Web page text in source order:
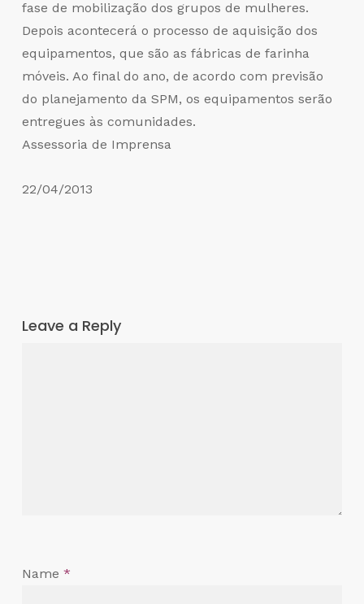
fase de mobilização dos grupos de mulheres.
Depois acontecerá o processo de aquisição dos
equipamentos, que são as fábricas de farinha
móveis. Ao final do ano, de acordo com previsão
do planejamento da SPM, os equipamentos serão
entregues às comunidades.
Assessoria de Imprensa
22/04/2013
Leave a Reply
Name *